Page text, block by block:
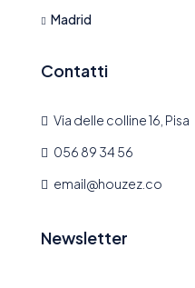
Madrid
Contatti
Via delle colline 16, Pisa
056 89 34 56
email@houzez.co
Newsletter